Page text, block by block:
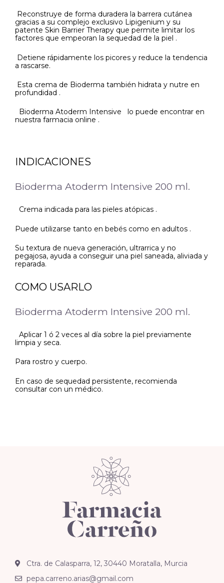
Reconstruye de forma duradera la barrera cutánea
gracias a su complejo exclusivo Lipigenium y su
patente Skin Barrier Therapy que permite limitar los
factores que empeoran la sequedad de la piel .
Detiene rápidamente los picores y reduce la tendencia
a rascarse.
Esta crema de Bioderma también hidrata y nutre en
profundidad .
Bioderma Atoderm Intensive lo puede encontrar en
nuestra farmacia online .
INDICACIONES
Bioderma Atoderm Intensive 200 ml.
Crema indicada para las pieles atópicas .
Puede utilizarse tanto en bebés como en adultos .
Su textura de nueva generación, ultrarrica y no
pegajosa, ayuda a conseguir una piel saneada, aliviada y
reparada.
COMO USARLO
Bioderma Atoderm Intensive 200 ml.
Aplicar 1 ó 2 veces al día sobre la piel previamente
limpia y seca.
Para rostro y cuerpo.
En caso de sequedad persistente, recomienda
consultar con un médico.
Ctra. de Calasparra, 12, 30440 Moratalla, Murcia
pepa.carreno.arias@gmail.com